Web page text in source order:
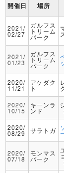
開催日 場所
2021/
02/27
ガルフス
トリーム
パーク
2021/
01/23
ガルフス
トリーム
パーク
2020/
11/21
アケダク
ト
2020/
10/15
キーンラ
ンド
2020/
08/29 サラトガ
2020/
07/18
モンマス
パーク